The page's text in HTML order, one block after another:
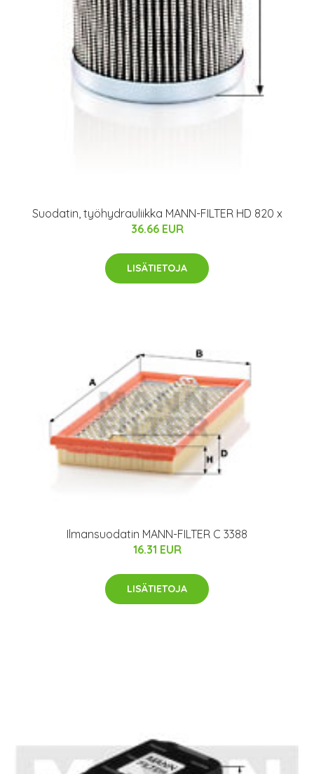
Suodatin, työhydrauliikka MANN-FILTER HD 820 x
36.66 EUR
LISÄTIETOJA
Ilmansuodatin MANN-FILTER C 3388
16.31 EUR
LISÄTIETOJA